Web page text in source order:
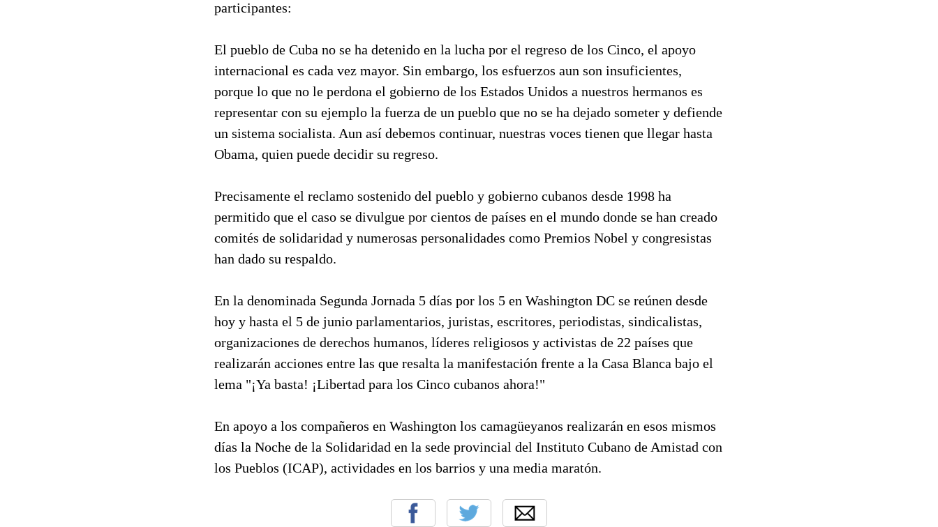
participantes:
El pueblo de Cuba no se ha detenido en la lucha por el regreso de los Cinco, el apoyo
internacional es cada vez mayor. Sin embargo, los esfuerzos aun son insuficientes,
porque lo que no le perdona el gobierno de los Estados Unidos a nuestros hermanos es
representar con su ejemplo la fuerza de un pueblo que no se ha dejado someter y defiende
un sistema socialista. Aun así debemos continuar, nuestras voces tienen que llegar hasta
Obama, quien puede decidir su regreso.
Precisamente el reclamo sostenido del pueblo y gobierno cubanos desde 1998 ha
permitido que el caso se divulgue por cientos de países en el mundo donde se han creado
comités de solidaridad y numerosas personalidades como Premios Nobel y congresistas
han dado su respaldo.
En la denominada Segunda Jornada 5 días por los 5 en Washington DC se reúnen desde
hoy y hasta el 5 de junio parlamentarios, juristas, escritores, periodistas, sindicalistas,
organizaciones de derechos humanos, líderes religiosos y activistas de 22 países que
realizarán acciones entre las que resalta la manifestación frente a la Casa Blanca bajo el
lema "¡Ya basta! ¡Libertad para los Cinco cubanos ahora!"
En apoyo a los compañeros en Washington los camagüeyanos realizarán en esos mismos
días la Noche de la Solidaridad en la sede provincial del Instituto Cubano de Amistad con
los Pueblos (ICAP), actividades en los barrios y una media maratón.